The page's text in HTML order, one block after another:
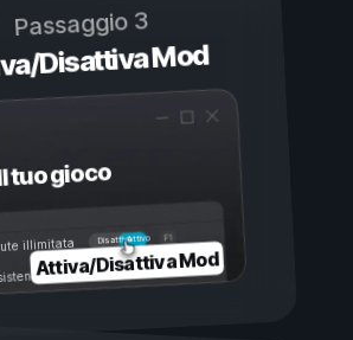
Passaggio 3
Disattiva Mod
tuo gioco
Attivo
Disattivo
illimitata
illimitata
Attiva/Disattiva Mod